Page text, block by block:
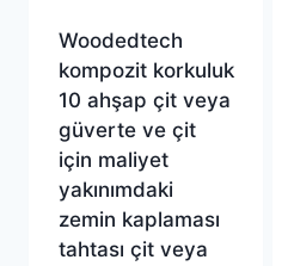
Woodedtech
kompozit korkuluk
10 ahşap çit veya
güverte ve çit
için maliyet
yakınımdaki
zemin kaplaması
tahtası çit veya